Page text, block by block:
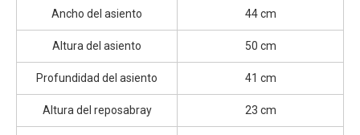
Ancho del asiento 44 cm
Altura del asiento 50 cm
Profundidad del asiento 41 cm
Altura del reposabray 23 cm